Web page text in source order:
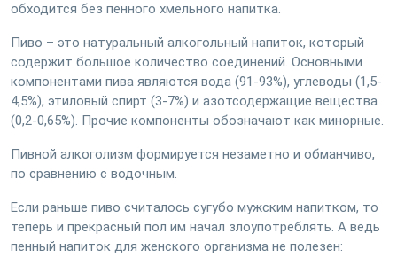
обходится без пенного хмельного напитка.
Пиво – это натуральный алкогольный напиток, который
содержит большое количество соединений. Основными
компонентами пива являются вода (91-93%), углеводы (1,5-
4,5%), этиловый спирт (3-7%) и азотсодержащие вещества
(0,2-0,65%). Прочие компоненты обозначают как минорные.
Пивной алкоголизм формируется незаметно и обманчиво,
по сравнению с водочным.
Если раньше пиво считалось сугубо мужским напитком, то
теперь и прекрасный пол им начал злоупотреблять. А ведь
пенный напиток для женского организма не полезен: